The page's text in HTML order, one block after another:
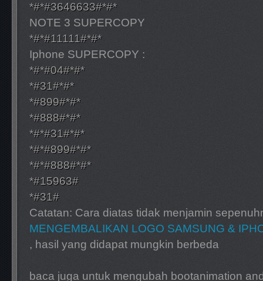
*#*#3646633#*#*
NOTE 3 SUPERCOPY
*#*#11111#*#*
Iphone SUPERCOPY :
*#*#04#*#*
*#31#*#*
*#899#*#*
*#888#*#*
*#*#31#*#*
*#*#899#*#*
*#*#888#*#*
*#15963#
*#31#
Catatan: Cara diatas tidak menjamin
MENGEMBALIKAN LOGO SAMSUNG &
, hasil yang didapat mungkin berbeda
baca juga untuk mengubah bootanimation